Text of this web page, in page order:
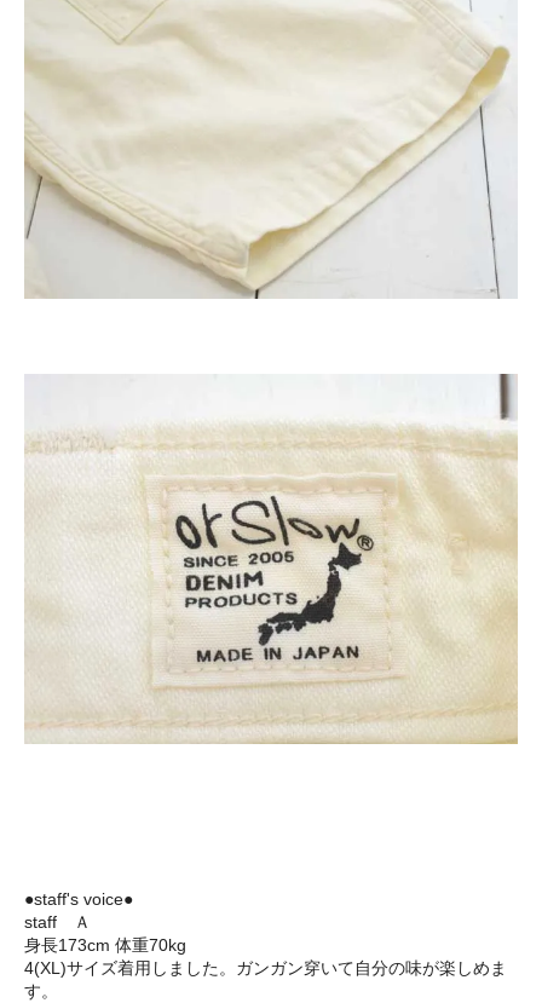
●staff's voice●
staff Ａ
身長173cm 体重70kg
4(XL)サイズ着用しました。ガンガン穿いて自分の味が楽しめま
す。